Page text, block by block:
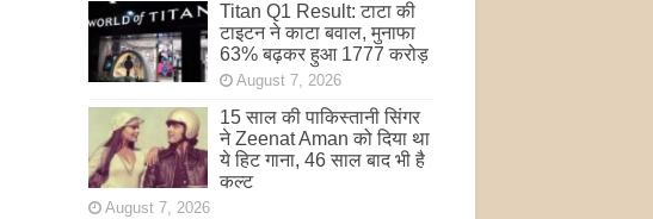
Titan Q1 Result: टाटा की
टाइटन ने काटा बवाल, मुनाफा
63% बढ़कर हुआ 1777 करोड़
August 7, 2026
15 साल की पाकिस्तानी सिंगर
ने Zeenat Aman को दिया था
ये हिट गाना, 46 साल बाद भी है
कल्ट
August 7, 2026